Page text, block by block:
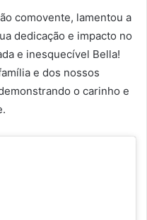
comovente, lamentou a
dedicação e impacto no
e inesquecível Bella!
e dos nossos
o carinho e